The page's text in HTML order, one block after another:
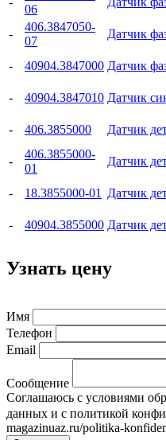
06
-
406.3847050-
07
Датчик
-
40904.3847000 Датчик
-
40904.3847010 Датчик
-
406.3855000 Датчик
-
406.3855000-
01
Датчик
-
18.3855000-01 Датчик
-
40904.3855000 Датчик
Узнать цену
Имя
Телефон
Email
Сообщение
Соглашаюсь с условиями
данных и с политикой
magazinuaz.ru/politika-